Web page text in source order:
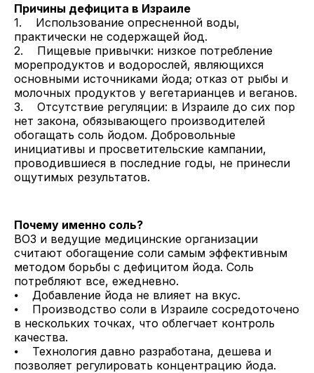
Причины дефицита в Израиле
1. Использование опресненной воды,
практически не содержащей йод.
2. Пищевые привычки: низкое потребление
морепродуктов и водорослей, являющихся
основными источниками йода; отказ от рыбы и
молочных продуктов у вегетарианцев и веганов.
3. Отсутствие регуляции: в Израиле до сих пор
нет закона, обязывающего производителей
обогащать соль йодом. Добровольные
инициативы и просветительские кампании,
проводившиеся в последние годы, не принесли
ощутимых результатов.
Почему именно соль?
ВОЗ и ведущие медицинские организации
считают обогащение соли самым эффективным
методом борьбы с дефицитом йода. Соль
потребляют все, ежедневно.
⦁ Добавление йода не влияет на вкус.
⦁ Производство соли в Израиле сосредоточено
в нескольких точках, что облегчает контроль
качества.
⦁ Технология давно разработана, дешева и
позволяет регулировать концентрацию йода.